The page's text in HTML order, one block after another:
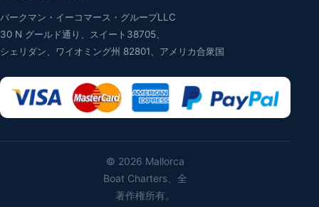
バークマン・イーコマース・グループLLC
30 N グールド通り、スイート38705、
シェリダン、ワイオミング州 82801、アメリカ合衆国
© 2026 Mallorca
Boat Charters、全
著作権所有。